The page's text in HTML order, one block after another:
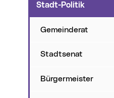
Stadt-Politik
Gemeinderat
Stadtsenat
Bürgermeister